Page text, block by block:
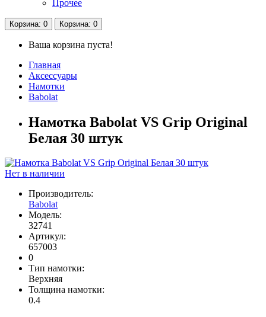
Прочее
Корзина: 0 Корзина: 0
Ваша корзина пуста!
Главная
Аксессуары
Намотки
Babolat
Намотка Babolat VS Grip Original
Белая 30 штук
Нет в наличии
Производитель:
Babolat
Модель:
32741
Артикул:
657003
0
Тип намотки:
Верхняя
Толщина намотки:
0.4